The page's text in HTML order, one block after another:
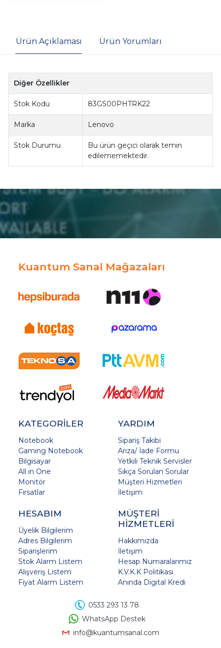
Ürün Açıklaması Ürün Yorumları
Diğer Özellikler
Stok Kodu 83GS00PHTRK22
Marka Lenovo
Stok Durumu
Bu ürün geçici olarak temin
edilememektedir.
Kuantum Sanal Mağazaları
KATEGORİLER
Notebook
Gaming Notebook
Bilgisayar
All in One
Monitör
Fırsatlar
YARDIM
Sipariş Takibi
Arıza/ İade Formu
Yetkili Teknik Servisler
Sıkça Sorulan Sorular
Müşteri Hizmetleri
İletişim
HESABIM
Üyelik Bilgilerim
Adres Bilgilerim
Siparişlerim
Stok Alarm Listem
Alışveriş Listem
Fiyat Alarm Listem
MÜŞTERİ
HİZMETLERİ
Hakkımızda
İletişim
Hesap Numaralarımız
K.V.K.K Politikası
Anında Digital Kredi
0533 293 13 78
WhatsApp Destek
info@kuantumsanal.com